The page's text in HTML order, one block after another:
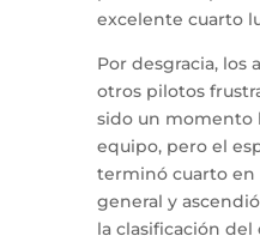
excelente cuarto
Por desgracia, los
otros pilotos
sido un momento
equipo, pero el
terminó cuarto en
general y
la clasificación del